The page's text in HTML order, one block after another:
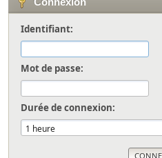
Identifiant:
Mot de passe:
Durée de connexion: